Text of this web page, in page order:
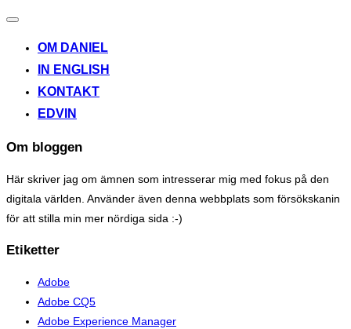
Toggle
OM DANIEL
IN ENGLISH
KONTAKT
EDVIN
Om bloggen
Här skriver jag om ämnen som intresserar mig med fokus på den
digitala världen. Använder även denna webbplats som försökskanin
för att stilla min mer nördiga sida :-)
Etiketter
Adobe
Adobe CQ5
Adobe Experience Manager